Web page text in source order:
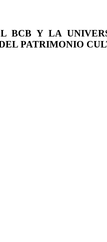
BCB Y LA
PATRIMONIO